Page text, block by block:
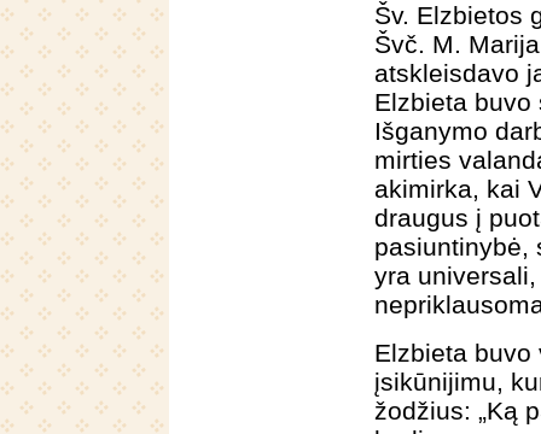
Šv. Elzbietos
Švč. M.
atskleisdavo
Elzbieta
Išganymo
mirties
akimirka, kai
draugus į
pasiuntinybė,
yra
Elzbieta buvo
įsikūnijimu,
žodžius: „Ką